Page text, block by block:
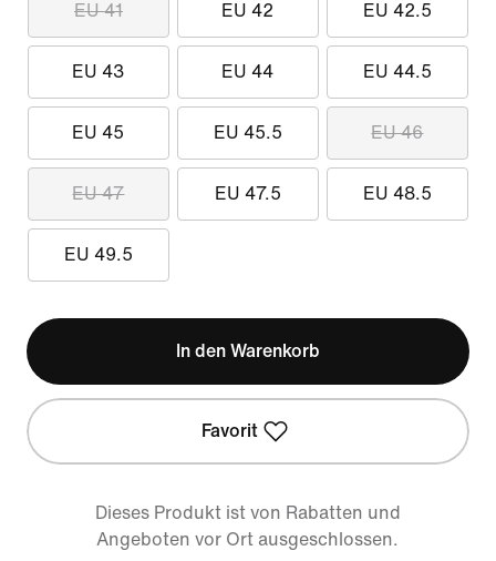
EU 41 EU 42 EU 42.5
EU 43 EU 44 EU 44.5
EU 45 EU 45.5 EU 46
EU 47 EU 47.5 EU 48.5
EU 49.5
In den Warenkorb
Favorit
Dieses Produkt ist von Rabatten und
Angeboten vor Ort ausgeschlossen.